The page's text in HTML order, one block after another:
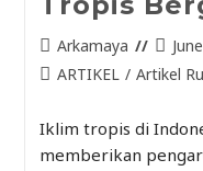
Arkamaya
ARTIKEL / Artikel
Iklim tropis di
memberikan